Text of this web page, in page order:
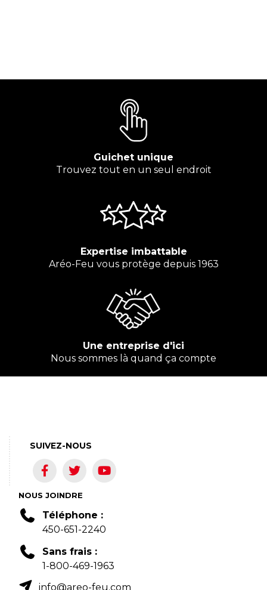
Guichet unique
Trouvez tout en un seul endroit
Expertise imbattable
Aréo-Feu vous protège depuis 1963
Une entreprise d'ici
Nous sommes là quand ça compte
NOUS JOINDRE
Téléphone :
450-651-2240
Sans frais :
1-800-469-1963
info@areo-feu.com
SUIVEZ-NOUS